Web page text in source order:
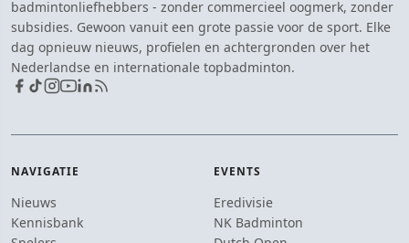
badmintonliefhebbers - zonder commercieel oogmerk, zonder
subsidies. Gewoon vanuit een grote passie voor de sport. Elke
dag opnieuw nieuws, profielen en achtergronden over het
Nederlandse en internationale topbadminton.
NAVIGATIE
Nieuws
Kennisbank
EVENTS
Eredivisie
NK Badminton